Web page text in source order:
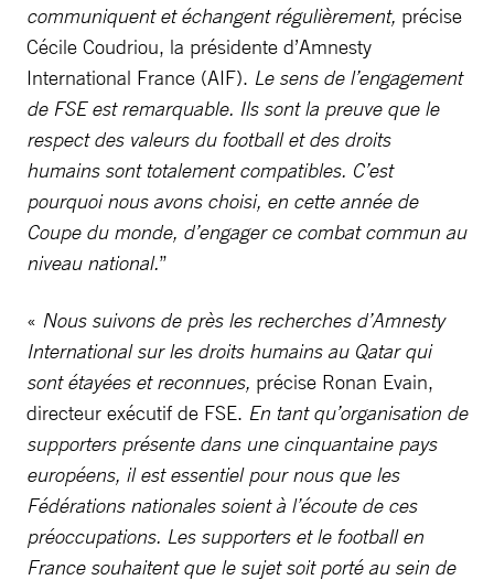
communiquent et échangent régulièrement, précise
Cécile Coudriou, la présidente d’Amnesty
International France (AIF). Le sens de l’engagement
de FSE est remarquable. Ils sont la preuve que le
respect des valeurs du football et des droits
humains sont totalement compatibles. C’est
pourquoi nous avons choisi, en cette année de
Coupe du monde, d’engager ce combat commun au
niveau national.”
« Nous suivons de près les recherches d’Amnesty
International sur les droits humains au Qatar qui
sont étayées et reconnues, précise Ronan Evain,
directeur exécutif de FSE. En tant qu’organisation de
supporters présente dans une cinquantaine pays
européens, il est essentiel pour nous que les
Fédérations nationales soient à l’écoute de ces
préoccupations. Les supporters et le football en
France souhaitent que le sujet soit porté au sein de